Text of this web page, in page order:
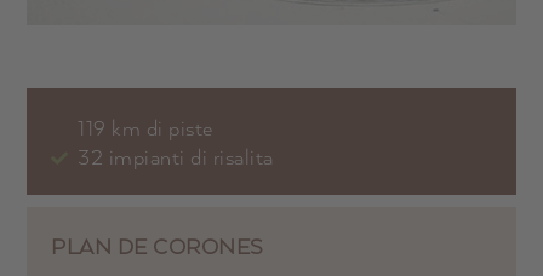
119 km di piste
32 impianti di risalita
PLAN DE CORONES